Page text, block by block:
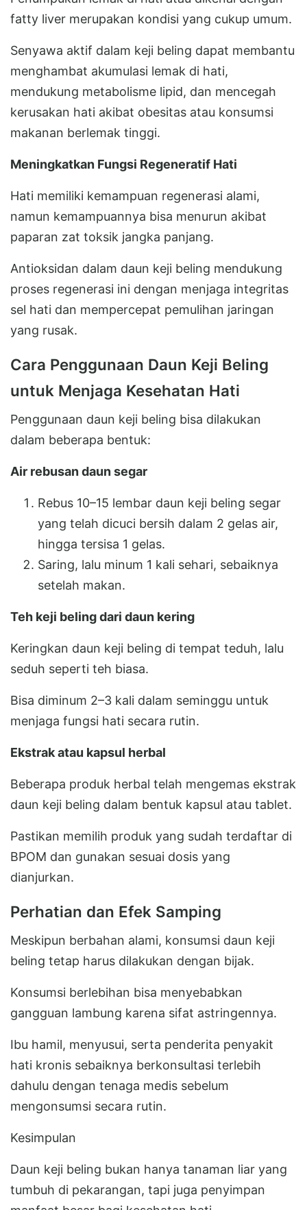
fatty liver merupakan kondisi yang cukup umum.
Senyawa aktif dalam keji beling dapat membantu
menghambat akumulasi lemak di hati,
mendukung metabolisme lipid, dan mencegah
kerusakan hati akibat obesitas atau konsumsi
makanan berlemak tinggi.
Meningkatkan Fungsi Regeneratif Hati
Hati memiliki kemampuan regenerasi alami,
namun kemampuannya bisa menurun akibat
paparan zat toksik jangka panjang.
Antioksidan dalam daun keji beling mendukung
proses regenerasi ini dengan menjaga integritas
sel hati dan mempercepat pemulihan jaringan
yang rusak.
Cara Penggunaan Daun Keji Beling
untuk Menjaga Kesehatan Hati
Penggunaan daun keji beling bisa dilakukan
dalam beberapa bentuk:
Air rebusan daun segar
Rebus 10–15 lembar daun keji beling segar
yang telah dicuci bersih dalam 2 gelas air,
hingga tersisa 1 gelas.
Saring, lalu minum 1 kali sehari, sebaiknya
setelah makan.
Teh keji beling dari daun kering
Keringkan daun keji beling di tempat teduh, lalu
seduh seperti teh biasa.
Bisa diminum 2–3 kali dalam seminggu untuk
menjaga fungsi hati secara rutin.
Ekstrak atau kapsul herbal
Beberapa produk herbal telah mengemas ekstrak
daun keji beling dalam bentuk kapsul atau tablet.
Pastikan memilih produk yang sudah terdaftar di
BPOM dan gunakan sesuai dosis yang
dianjurkan.
Perhatian dan Efek Samping
Meskipun berbahan alami, konsumsi daun keji
beling tetap harus dilakukan dengan bijak.
Konsumsi berlebihan bisa menyebabkan
gangguan lambung karena sifat astringennya.
Ibu hamil, menyusui, serta penderita penyakit
hati kronis sebaiknya berkonsultasi terlebih
dahulu dengan tenaga medis sebelum
mengonsumsi secara rutin.
Kesimpulan
Daun keji beling bukan hanya tanaman liar yang
tumbuh di pekarangan, tapi juga penyimpan